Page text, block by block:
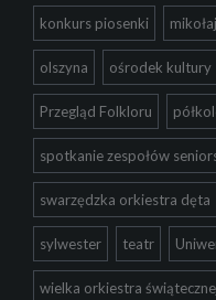
konkurs piosenki
olszyna ośrodek kultury
Przegląd Folkloru
spotkanie zespołów
swarzędzka orkiestra dęta
sylwester teatr
wielka orkiestra